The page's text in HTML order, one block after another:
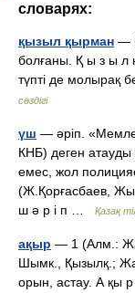
словарях:
қызыл қырман —
болғаны. Қ ы з ы л
түпті де
сөздігі
үш — әріп.
КНБ) деген
емес, жол
(Ж.Қорғасбаев,
ш ә р і п …
Қазақ
ақыр — 1 (Алм.:
Шымк., Қызылқ.;
орын, астау. А қы